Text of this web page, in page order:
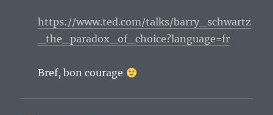
https://www.ted.com/talks/barry_schwartz
_the_paradox_of_choice?language=fr
Bref, bon courage